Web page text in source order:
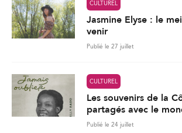
CULTUREL
Jasmine Elyse : le
venir
Publié le 27 juillet
CULTUREL
Les souvenirs de la
partagés avec le
Publié le 24 juillet